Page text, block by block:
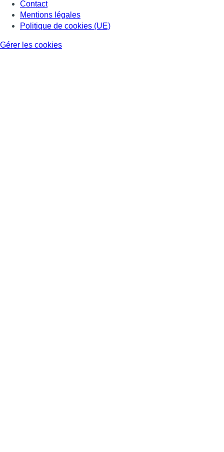
Contact
Mentions légales
Politique de cookies (UE)
Gérer les cookies